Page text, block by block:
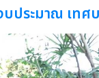
ประมาณ เทศ